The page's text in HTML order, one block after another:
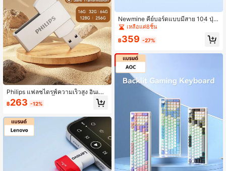
Philips แฟลชไดรฟ์ความเร็วสูง อินเทอ
ร์เฟซ USB 3.2 ปลั๊กแอนด์เพลย์ เข้ากัน
ได้กับอุปกรณ์หลายชนิด รองรับไฟล์หล
GB, 64GB, 128GB, 256GB
฿263 -12%
Newmine คีย์บอร์ดแบบมีสาย 104 ปุ่ม,
ดีไซน์ตามหลักสรีรศาสตร์ขนาดเต็ม, ปุ่
ช้ในสำนักงานและที่บ้าน, เข้ากันได้กับ
เหลือแค่8ชิ้น
฿359 -27%